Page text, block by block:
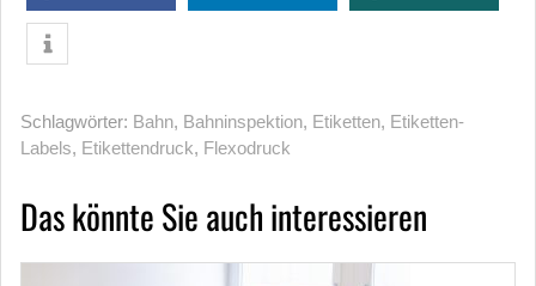
Schlagwörter: Bahn, Bahninspektion, Etiketten, Etiketten-
Labels, Etikettendruck, Flexodruck
Das könnte Sie auch interessieren